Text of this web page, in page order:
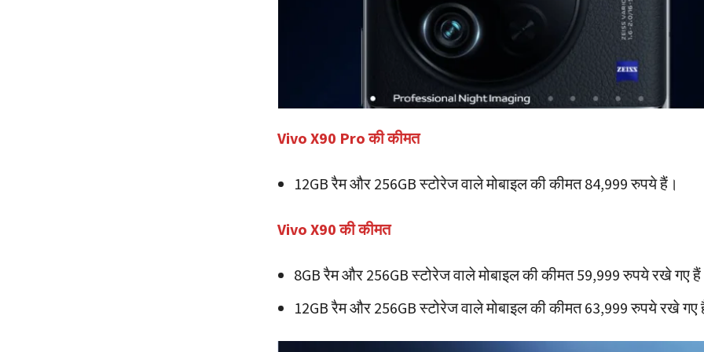
Vivo X90 Pro की कीमत
12GB रैम और 256GB स्टोरेज वाले मोबाइल की कीमत 84,999 रुपये हैं।
Vivo X90 की कीमत
8GB रैम और 256GB स्टोरेज वाले मोबाइल की कीमत 59,999 रुपये रखे गए
12GB रैम और 256GB स्टोरेज वाले मोबाइल की कीमत 63,999 रुपये रखे गए